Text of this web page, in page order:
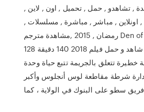
, تشاهدو , حمل , تحميل , اون , لاين ,
, مباشر , مباشرة , مسلسلات ,
رمضان , 2015 ,مشاهدة مترجم Den of Thieves
مشاهدة فلم شاهد و حمل فيلم 2018 140 دقيقة 128
تتعلق بالجريمة تتبع حياة وحدة
شرطة مقاطعة لوس أنجلوس وأكبر
فريق سطو على البنوك في الولاية ، كما